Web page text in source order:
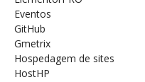
Eventos
GitHub
Gmetrix
Hospedagem de sites
HostHP